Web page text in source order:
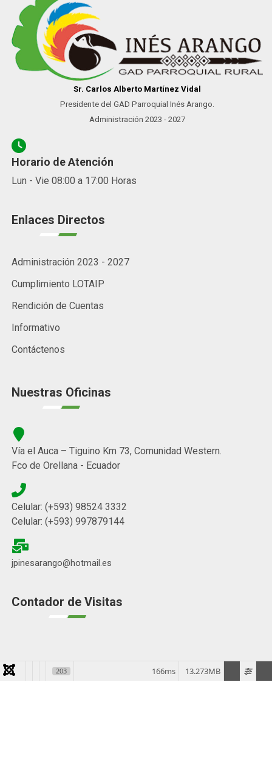
Sr. Carlos Alberto Martínez Vidal
Presidente del GAD Parroquial Inés Arango.
Administración 2023 - 2027
Horario de Atención
Lun - Vie 08:00 a 17:00 Horas
Enlaces Directos
Administración 2023 - 2027
Cumplimiento LOTAIP
Rendición de Cuentas
Informativo
Contáctenos
Nuestras Oficinas
Vía el Auca – Tiguino Km 73, Comunidad Western.
Fco de Orellana - Ecuador
Celular: (+593) 98524 3332
Celular: (+593) 997879144
jpinesarango@hotmail.es
Contador de Visitas
203 13.273MB
166ms